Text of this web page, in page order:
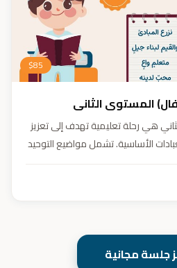
$85
المستوى الثاني
هي رحلة تعليمية تهدف إلى تعزيز
الأساسية. تشمل مواضيع التوحيد
وعلمية ونفسية واجتماعية.
جلسة مجانية